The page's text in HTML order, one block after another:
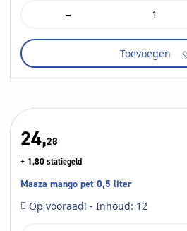
-
multi
zero
200
pouch
Toevoegen
24,28
+ 1,80 statiegeld
Maaza mango pet 0,5 liter
Op vooraad! - Inhoud: 12